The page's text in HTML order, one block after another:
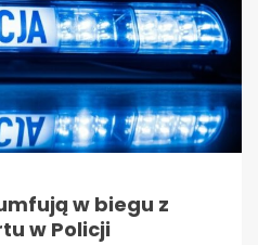
w biegu z
w Policji